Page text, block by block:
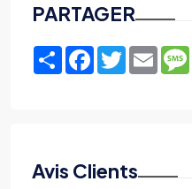
PARTAGER
ShareFacebook
TwitterEmail
Avis Clients